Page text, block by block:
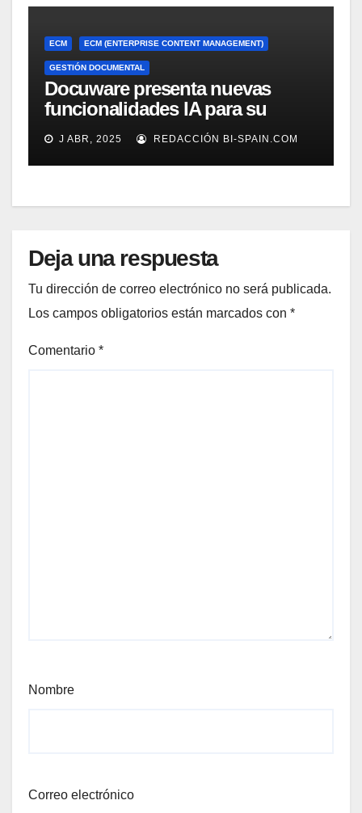
ECM ECM (ENTERPRISE CONTENT MANAGEMENT)
GESTIÓN DOCUMENTAL
Docuware presenta nuevas
funcionalidades IA para su
gestión documental
J ABR, 2025 REDACCIÓN BI-SPAIN.COM
Deja una respuesta
Tu dirección de correo electrónico no será publicada.
Los campos obligatorios están marcados con *
Comentario *
Nombre
Correo electrónico